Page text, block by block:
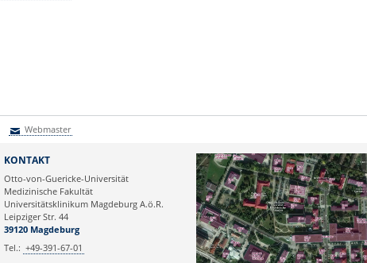
Webmaster
KONTAKT
Otto-von-Guericke-Universität
Medizinische Fakultät
Universitätsklinikum Magdeburg A.ö.R.
Leipziger Str. 44
39120 Magdeburg
Tel.: +49-391-67-01